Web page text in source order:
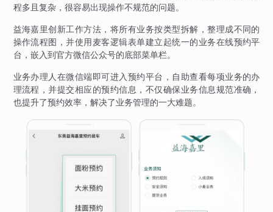
程多且复杂，很容易出现操作不规范的问题。
益海嘉里创新工作方法，将所有业务按类型拆解，整理成不同的
操作流程图，并使用麦客逻辑表单建立起统一的业务在线预约平
台，嵌入到官方微信公众号的底部菜单栏。
业务办理人在微信端即可进入预约平台，自助查看每项业务的办
理流程，并提交相应的预约信息，不仅确保业务信息规范准确，
也提升了预约效率，解决了业务管理的一大难题。